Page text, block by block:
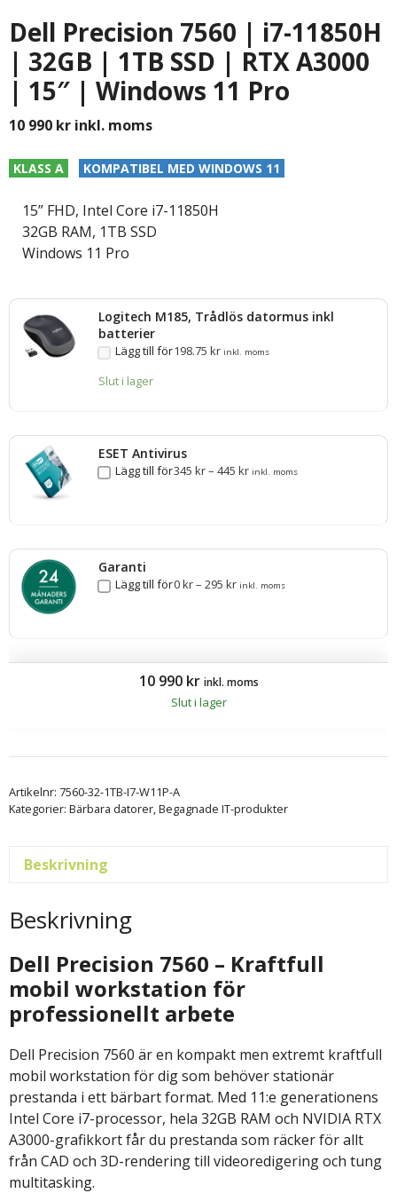
Dell Precision 7560 | i7-11850H
| 32GB | 1TB SSD | RTX A3000
| 15″ | Windows 11 Pro
10 990 kr inkl. moms
KLASS A KOMPATIBEL MED WINDOWS 11
15” FHD, Intel Core i7-11850H
32GB RAM, 1TB SSD
Windows 11 Pro
Logitech M185, Trådlös datormus inkl
batterier
Lägg till för198.75kr inkl. moms
Slut i lager
ESET Antivirus
Lägg till för345kr–445kr inkl. moms
Garanti
Lägg till för0kr–295kr inkl. moms
10 990 kr inkl. moms
Slut i lager
Artikelnr: 7560-32-1TB-I7-W11P-A
Kategorier: Bärbara datorer,Begagnade IT-produkter
Beskrivning
Beskrivning
Dell Precision 7560 – Kraftfull
mobil workstation för
professionellt arbete
Dell Precision 7560 är en kompakt men extremt kraftfull
mobil workstation för dig som behöver stationär
prestanda i ett bärbart format. Med 11:e generationens
Intel Core i7-processor, hela 32GB RAM och NVIDIA RTX
A3000-grafikkort får du prestanda som räcker för allt
från CAD och 3D-rendering till videoredigering och tung
multitasking.